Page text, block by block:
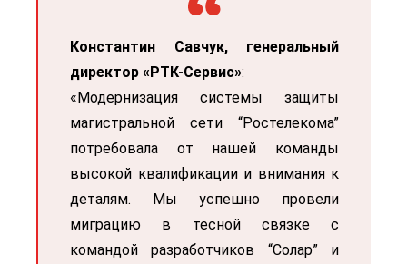
Константин Савчук, генеральный
директор «РТК-Сервис»:
«Модернизация системы защиты
магистральной сети “Ростелекома”
потребовала от нашей команды
высокой квалификации и внимания к
деталям. Мы успешно провели
миграцию в тесной связке с
командой разработчиков “Солар”и